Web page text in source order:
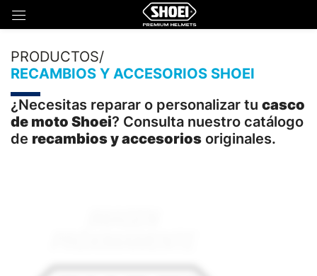
PRODUCTOS/
RECAMBIOS Y ACCESORIOS SHOEI
¿Necesitas reparar o personalizar tu casco
de moto Shoei? Consulta nuestro catálogo
de recambios y accesorios originales.